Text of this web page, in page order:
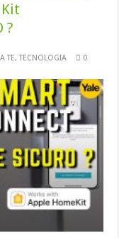
?
TE,TECNOLOGIA
0